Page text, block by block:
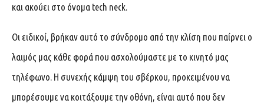
και ακούει στο όνομα tech neck.
Οι ειδικοί, βρήκαν αυτό το σύνδρομο από την κλίση που παίρνει ο
λαιμός μας κάθε φορά που ασχολούμαστε με το κινητό μας
τηλέφωνο. Η συνεχής κάμψη του σβέρκου, προκειμένου να
μπορέσουμε να κοιτάξουμε την οθόνη, είναι αυτό που δεν